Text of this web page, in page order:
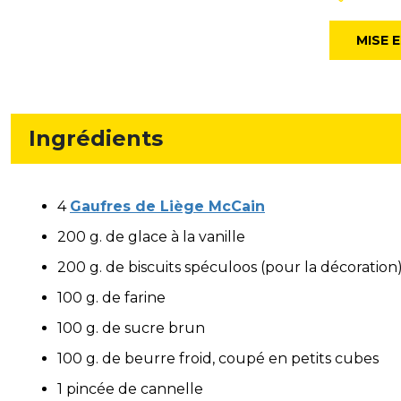
MISE
Ingrédients
4 Gaufres de Liège McCain
200 g. de glace à la vanille
200 g. de biscuits spéculoos (pour la décoration)
100 g. de farine
100 g. de sucre brun
100 g. de beurre froid, coupé en petits cubes
1 pincée de cannelle